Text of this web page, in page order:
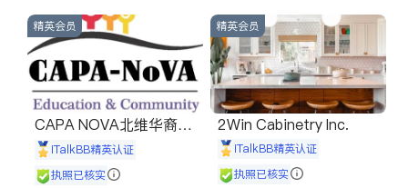
石。
精英会员
CAPA NOVA北维华裔家
长会iTalkBB精英认证
执照已核实
精英会员
2Win Cabinetry Inc.
iTalkBB精英认证
执照已核实